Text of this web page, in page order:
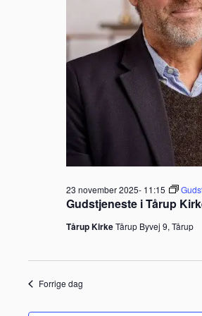
Gudstjeneste i Tårup
23 november 2025- 11:15
Tårup KirkeTårup Byvej 9, Tårup
Forrige dag